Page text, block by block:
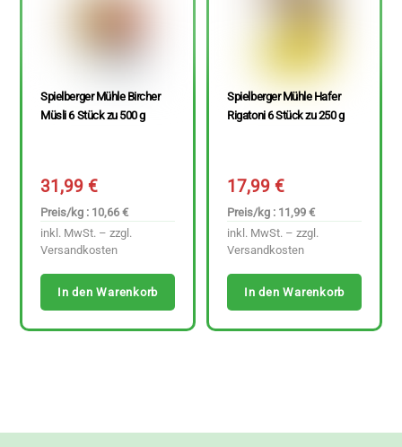
Spielberger Mühle Bircher
Müsli 6 Stück zu 500 g
31,99€
Preis/kg : 10,66 €
inkl. MwSt. – zzgl.
Versandkosten
In den Warenkorb
Spielberger Mühle Hafer
Rigatoni 6 Stück zu 250 g
17,99€
Preis/kg : 11,99 €
inkl. MwSt. – zzgl.
Versandkosten
In den Warenkorb